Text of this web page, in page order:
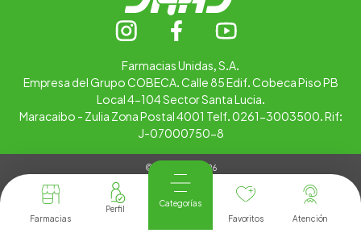
Farmacias
Categorías
Favoritos
Atención
Farmacias Unidas, S.A.
Empresa del Grupo COBECA. Calle 85 Edif. Cobeca Piso PB
Local 4-104 Sector Santa Lucia.
Maracaibo - Zulia Zona Postal 4001 Telf. 0261-3003500. Rif:
J-07000750-8
© Copyright 2026
Tienda Virtual desarrollada por
Tecnología